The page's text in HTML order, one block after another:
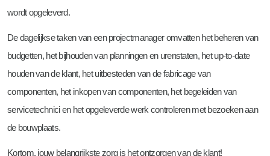
wordt opgeleverd.
De dagelijkse taken van een projectmanager omvatten het beheren van
budgetten, het bijhouden van planningen en urenstaten, het up-to-date
houden van de klant, het uitbesteden van de fabricage van
componenten, het inkopen van componenten, het begeleiden van
servicetechnici en het opgeleverde werk controleren met bezoeken aan
de bouwplaats.
Kortom, jouw belangrijkste zorg is het ontzorgen van de klant!